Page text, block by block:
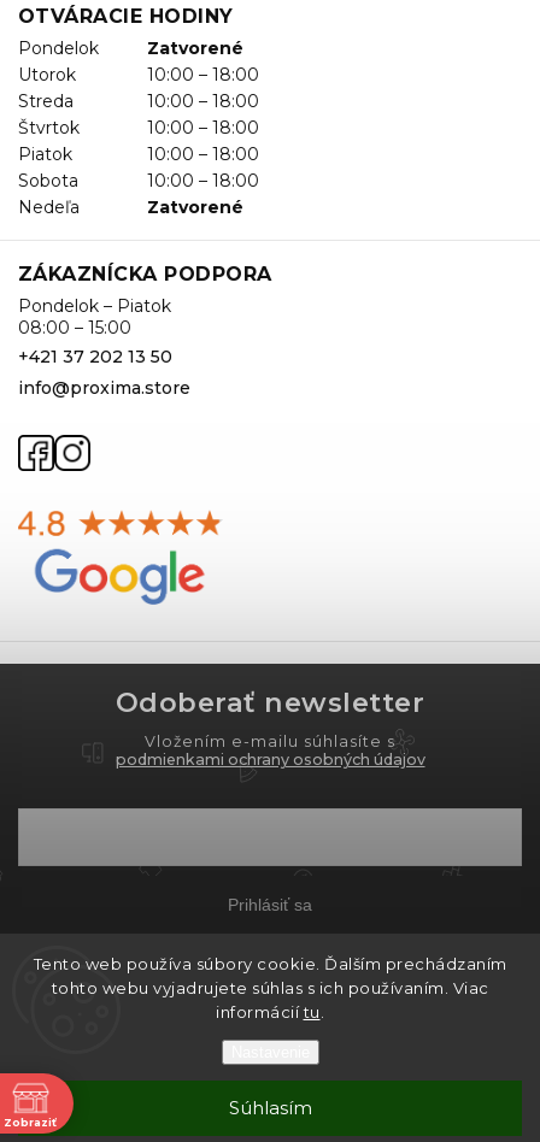
Tento web používa súbory cookie. Ďalším prechádzaním
tohto webu vyjadrujete súhlas s ich používaním. Viac
informáciítu
Súhlasím
OTVÁRACIE HODINY
Pondelok
Zatvorené
Utorok
10:00 – 18:00
Streda
10:00 – 18:00
Štvrtok
10:00 – 18:00
Piatok
10:00 – 18:00
Sobota
10:00 – 18:00
Nedeľa
Zatvorené
ZÁKAZNÍCKA PODPORA
Pondelok – Piatok
08:00 – 15:00
+421 37 202 13 50
info@proxima.store
Odoberať newsletter
Vložením e-mailu súhlasíte s
podmienkami ochrany osobných údajov
Prihlásiť sa
Vytvoril Shoptet
Copyright 2026PROXIMA.store
Grafický návrh vytvořil a nakódoval
Zobraziť